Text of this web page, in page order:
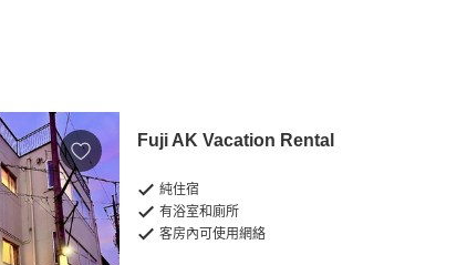
Fuji AK Vacation Rental
純住宿
有浴室和廁所
客房內可使用網絡